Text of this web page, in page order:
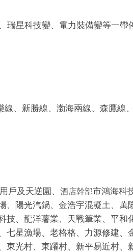
瑞星科技變、電力裝備變等一帶
、新勝線、渤海兩線、森鷹線
戶及天逆園、 酒店幹部市鴻海科
、陽光汽鍋、金浩宇混凝土、
技、龍洋薯業、天戰筆業、平
星漁場、老格格、力源修建、
東光村、東躍村、新平易近村